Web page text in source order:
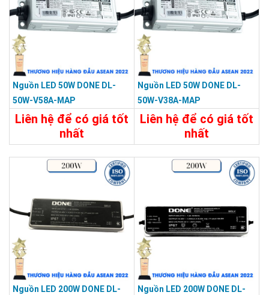
Nguồn LED 50W DONE DL-
50W-V58A-MAP
Liên hệ để có giá tốt
nhất
Nguồn LED 50W DONE DL-
50W-V38A-MAP
Liên hệ để có giá tốt
nhất
Nguồn LED 200W DONE DL-
Nguồn LED 200W DONE DL-